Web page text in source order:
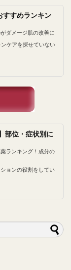
すすめランキン
ダメージ肌の改善に
ケアを探せていない
部位・症状別に
ランキング！成分の
ョンの役割をしてい